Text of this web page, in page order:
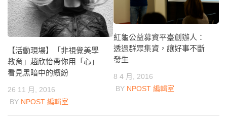
【活動現場】「非視覺美學
教育」趙欣怡帶你用「心」
看見黑暗中的繽紛
26 11 月, 2016
BY NPOST 編輯室
紅龜公益募資平臺創辦人：
透過群眾集資，讓好事不斷
發生
8 4 月, 2016
BY NPOST 編輯室